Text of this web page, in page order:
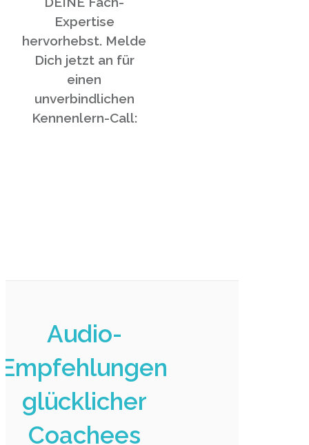
Expertise
hervorhebst. Melde
Dich jetzt an für
einen
unverbindlichen
Kennenlern-Call:
Audio-
Empfehlungen
glücklicher
Coachees